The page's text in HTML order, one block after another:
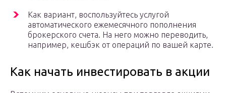
Как вариант, воспользуйтесь услугой
автоматического ежемесячного пополнения
брокерского счета. На него можно переводить,
например, кешбэк от операций по вашей карте.
Как начать инвестировать в акции